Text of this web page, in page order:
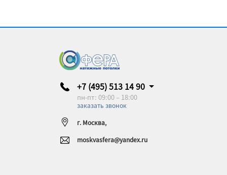
+7 (495) 513 14 90
пн-пт: 09:00 – 18:00
заказать звонок
г. Москва,
moskvasfera@yandex.ru